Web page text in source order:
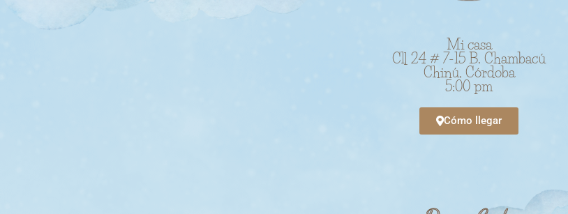
Mi casa
Cll 24 # 7-15 B. Chambacú
Chinú, Córdoba
5:00 pm
Cómo llegar